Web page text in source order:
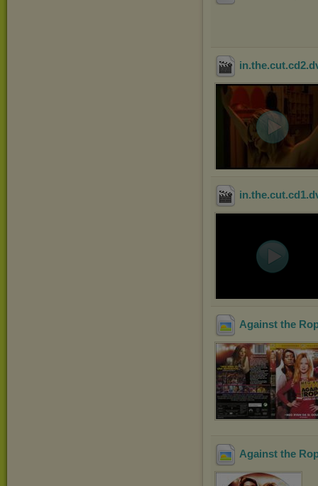
Against the
Against the